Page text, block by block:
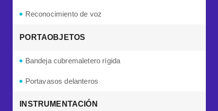
Reconocimiento de voz
PORTAOBJETOS
Bandeja cubremaletero rígida
Portavasos delanteros
INSTRUMENTACIÓN